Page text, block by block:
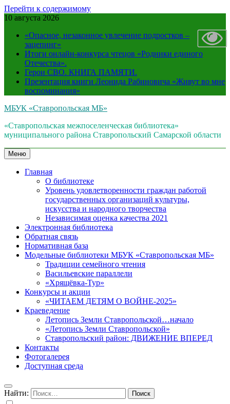
Перейти к содержимому
10 августа 2026
«Опасное, незаконное увлечение подростков –
зацепинг»
Итоги онлайн-конкурса чтецов «Родники единого
Отечества».
Герои СВО. КНИГА ПАМЯТИ.
Презентация книги Леонида Рабиновича «Живут во мне
воспоминания»
МБУК «Ставропольская МБ»
«Ставропольская межпоселенческая библиотека»
муниципального района Ставропольский Самарской области
Меню
Главная
О библиотеке
Уровень удовлетворенности граждан работой
государственных организаций культуры,
искусства и народного творчества
Независимая оценка качества 2021
Электронная библиотека
Обратная связь
Нормативная база
Модельные библиотеки МБУК «Ставропольская МБ»
Традиции семейного чтения
Васильевские параллели
«Хрящёвка-Тур»
Конкурсы и акции
«ЧИТАЕМ ДЕТЯМ О ВОЙНЕ-2025»
Краеведение
Летопись Земли Ставропольской…начало
«Летопись Земли Ставропольской»
Ставропольский район: ДВИЖЕНИЕ ВПЕРЕД
Контакты
Фотогалерея
Доступная среда
Найти: